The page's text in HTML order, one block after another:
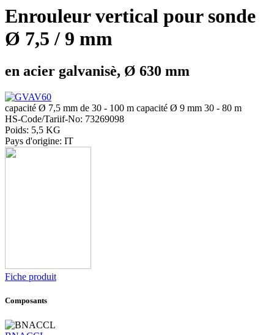
Enrouleur vertical pour sonde
Ø 7,5 / 9 mm
en acier galvanisè, Ø 630 mm
capacité Ø 7,5 mm de 30 - 100 m capacité Ø 9 mm 30 - 80 m
HS-Code/Tariif-No: 73269098
Poids: 5,5 KG
Pays d'origine: IT
Fiche produit
Composants